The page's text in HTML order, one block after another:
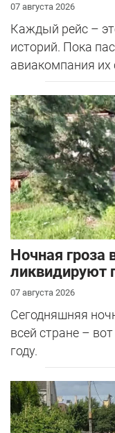
07 августа 2026
Каждый рейс –
историй. Пока
авиакомпания их
Ночная гроза
ликвидируют
07 августа 2026
Сегодняшняя
всей стране –
году.